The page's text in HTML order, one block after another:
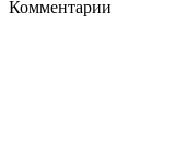
Комментарии